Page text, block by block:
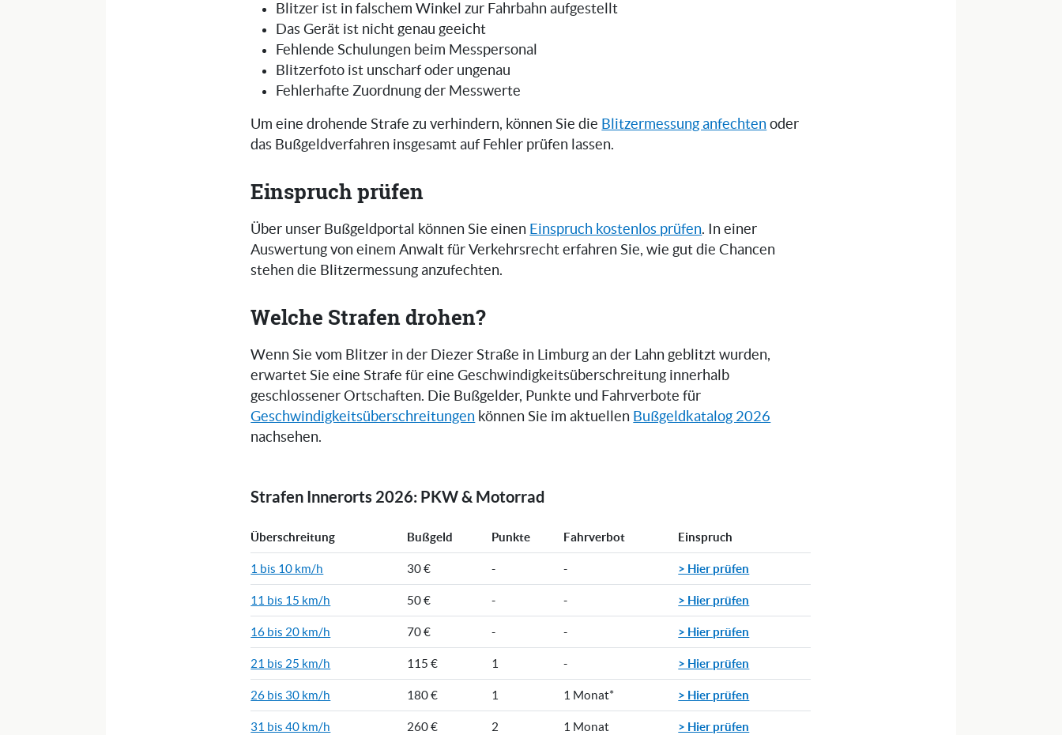
Blitzer ist in falschem Winkel zur Fahrbahn aufgestellt
Das Gerät ist nicht genau geeicht
Fehlende Schulungen beim Messpersonal
Blitzerfoto ist unscharf oder ungenau
Fehlerhafte Zuordnung der Messwerte
Um eine drohende Strafe zu verhindern, können Sie die Blitzermessung anfechten oder
das Bußgeldverfahren insgesamt auf Fehler prüfen lassen.
Einspruch prüfen
Über unser Bußgeldportal können Sie einen Einspruch kostenlos prüfen. In einer
Auswertung von einem Anwalt für Verkehrsrecht erfahren Sie, wie gut die Chancen
stehen die Blitzermessung anzufechten.
Welche Strafen drohen?
Wenn Sie vom Blitzer in der Diezer Straße in Limburg an der Lahn geblitzt wurden,
erwartet Sie eine Strafe für eine Geschwindigkeitsüberschreitung innerhalb
geschlossener Ortschaften. Die Bußgelder, Punkte und Fahrverbote für
Geschwindigkeitsüberschreitungen können Sie im aktuellen Bußgeldkatalog 2026
nachsehen.
Strafen Innerorts 2026: PKW & Motorrad
Überschreitung Bußgeld Punkte Fahrverbot Einspruch
1 bis 10 km/h 30 € - - > Hier prüfen
11 bis 15 km/h 50 € - - > Hier prüfen
16 bis 20 km/h 70 € - - > Hier prüfen
21 bis 25 km/h 115 € 1 - > Hier prüfen
26 bis 30 km/h 180 € 1 1 Monat* > Hier prüfen
31 bis 40 km/h 260 € 2 1 Monat > Hier prüfen